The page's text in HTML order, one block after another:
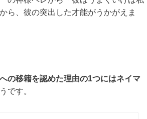
ら、彼の突出した才能がうかがえま
の移籍を認めた理由の1つにはネイマ
です。